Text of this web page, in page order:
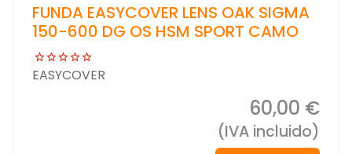
FUNDA EASYCOVER LENS OAK SIGMA
150-600 DG OS HSM SPORT CAMO
EASYCOVER
60,00 €
(IVA incluido)